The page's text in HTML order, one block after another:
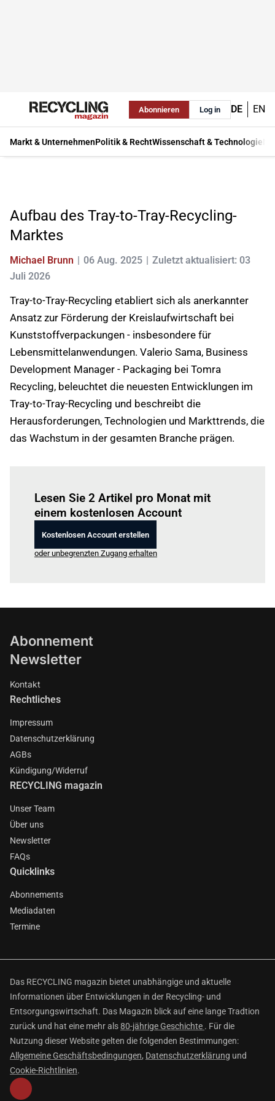
Abonnieren Log in DE EN
Markt & UnternehmenPolitik & RechtWissenschaft & Technologie
Aufbau des Tray-to-Tray-Recycling-
Marktes
Michael Brunn 06 Aug. 2025
Zuletzt aktualisiert: 03
Juli 2026
Tray-to-Tray-Recycling etabliert sich als anerkannter
Ansatz zur Förderung der Kreislaufwirtschaft bei
Kunststoffverpackungen - insbesondere für
Lebensmittelanwendungen. Valerio Sama, Business
Development Manager - Packaging bei Tomra
Recycling, beleuchtet die neuesten Entwicklungen im
Tray-to-Tray-Recycling und beschreibt die
Herausforderungen, Technologien und Markttrends, die
das Wachstum in der gesamten Branche prägen.
Lesen Sie 2 Artikel pro Monat mit
einem kostenlosen Account
Kostenlosen Account erstellen
oder unbegrenzten Zugang erhalten
Abonnement
Newsletter
Kontakt
Rechtliches
Impressum
Datenschutzerklärung
AGBs
Kündigung/Widerruf
RECYCLING magazin
Unser Team
Über uns
Newsletter
FAQs
Quicklinks
Abonnements
Mediadaten
Termine
Das RECYCLING magazin bietet unabhängige und aktuelle
Informationen über Entwicklungen in der Recycling- und
Entsorgungswirtschaft. Das Magazin blick auf eine lange Tradtion
zurück und hat eine mehr als80-jährige Geschichte . Für die
Nutzung dieser Website gelten die folgenden Bestimmungen:
Allgemeine Geschäftsbedingungen, Datenschutzerklärung und
Cookie-Richtlinien.